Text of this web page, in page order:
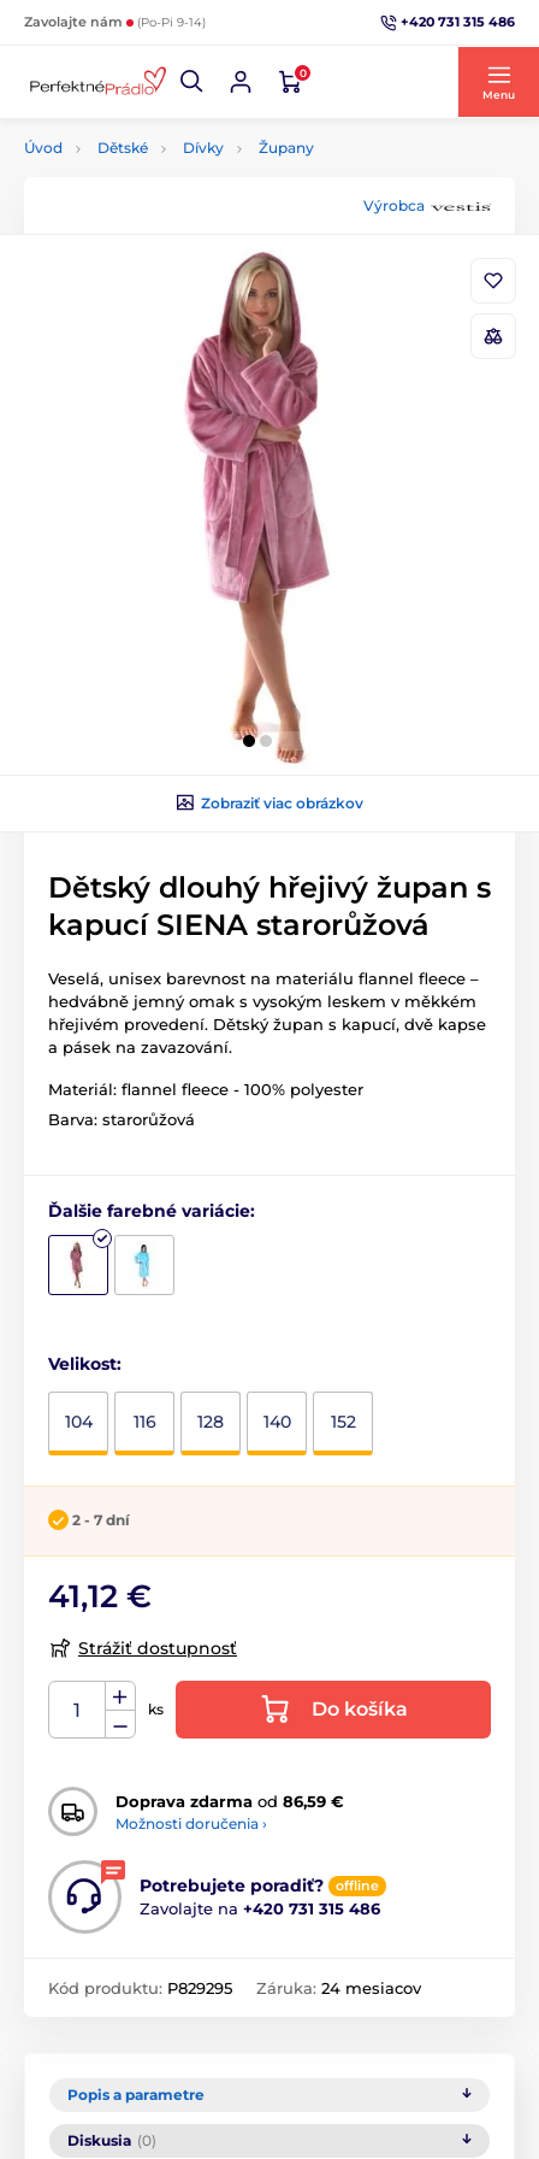
Zavolajte nám (Po-Pi 9-14) +420 731 315 486
0
Menu
Úvod Dětské Dívky Župany
Výrobca
Zobraziť viac obrázkov
Dětský dlouhý hřejivý župan s
kapucí SIENA starorůžová
Veselá, unisex barevnost na materiálu flannel fleece –
hedvábně jemný omak s vysokým leskem v měkkém
hřejivém provedení. Dětský župan s kapucí, dvě kapse
a pásek na zavazování.
Materiál: flannel fleece - 100% polyester
Barva: starorůžová
Ďalšie farebné variácie:
Velikost:
104 116 128 140 152
2 - 7 dní
41,12 €
Strážiť dostupnosť
ks Do košíka
Doprava zdarma od 86,59 €
Možnosti doručenia ›
Potrebujete poradiť? offline
Zavolajte na +420 731 315 486
Kód produktu: P829295 Záruka: 24 mesiacov
Popis a parametre
Diskusia (0)